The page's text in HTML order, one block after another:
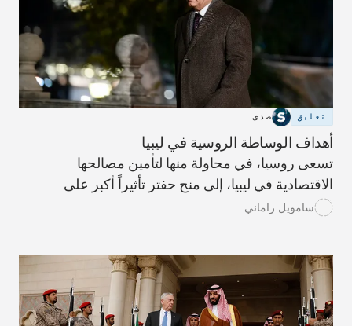
تعليق صدى
أهداف الوساطة الروسية في ليبيا
تسعى روسيا، في محاولة منها لتأمين مصالحها
الاقتصادية في ليبيا، إلى منح حفتر تأثيراً أكبر على
التسوية الدبلوماسية التي قد يجري التوصل إليها مستقبلاً
سامويل راماني